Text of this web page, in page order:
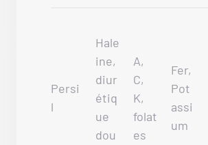
Persi
l
Hale
ine,
diur
étiq
ue
dou
A,
C,
K,
folat
es
Fer,
Pot
assi
um